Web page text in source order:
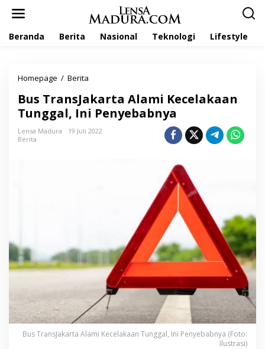
Beranda Berita Nasional Teknologi Lifestyle
Homepage / Berita
T
r
a
l
m
c
e
l
Bus TransJakarta Alami Kecelakaan
Tunggal, Ini Penyebabnya
Lensa Madura
19 Juli 2022
Berita
Bus TransJakarta Alami Kecelakaan Tunggal, Ini Penyebabnya (Foto:
Ilustrasi)